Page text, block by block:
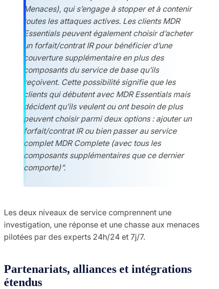
Menaces), qui s’engage à stopper et à contenir
toutes les attaques actives. Les clients MDR
Essentials peuvent également choisir d’acheter
un forfait/contrat IR pour bénéficier d’une
couverture supplémentaire en plus des
composants du service de base qu’ils
reçoivent. Cette possibilité signifie que les
clients qui débutent avec MDR Essentials mais
décident qu’ils veulent ou ont besoin de plus
peuvent choisir parmi deux options : ajouter un
forfait/contrat IR ou bien passer au service
complet MDR Complete (avec tous les
composants supplémentaires que ce dernier
comporte)”.
Les deux niveaux de service comprennent une
investigation, une réponse et une chasse aux menaces
pilotées par des experts 24h/24 et 7j/7.
Partenariats, alliances et intégrations
étendus